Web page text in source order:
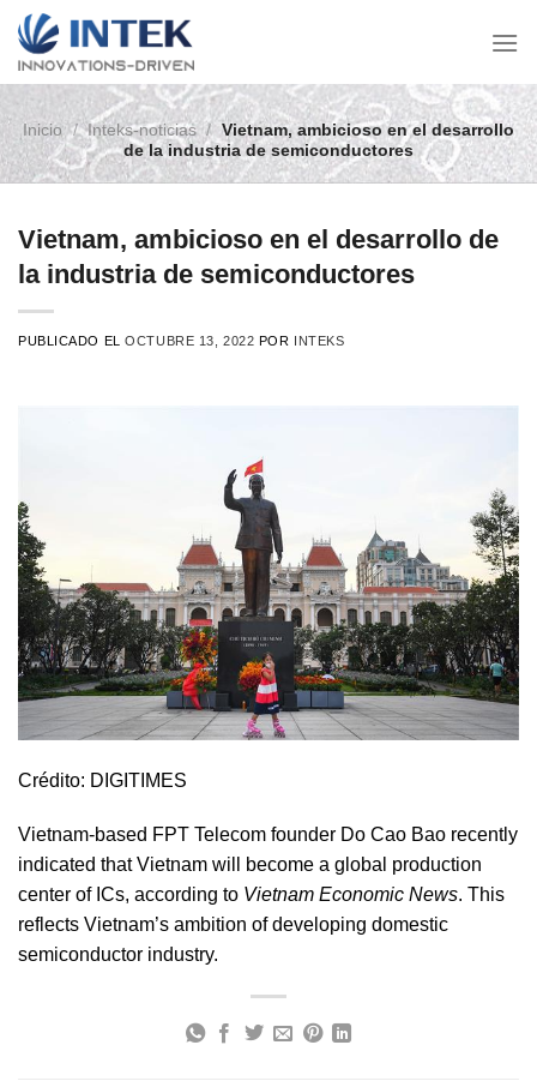
contenido
Inicio / Inteks-noticias / Vietnam, ambicioso en el desarrollo
de la industria de semiconductores
Vietnam, ambicioso en el desarrollo de
la industria de semiconductores
PUBLICADO ELOCTUBRE 13, 2022 POR INTEKS
Crédito: DIGITIMES
Vietnam-based FPT Telecom founder Do Cao Bao recently
indicated that Vietnam will become a global production
center of ICs, according to Vietnam Economic News. This
reflects Vietnam’s ambition of developing domestic
semiconductor industry.